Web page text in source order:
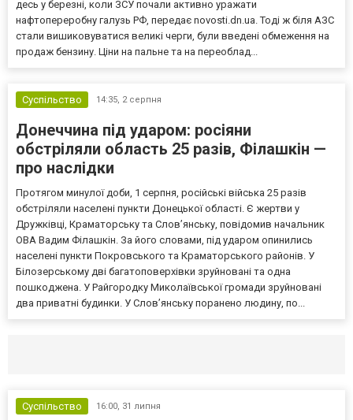
десь у березні, коли ЗСУ почали активно уражати
нафтопереробну галузь РФ, передає novosti.dn.ua. Тоді ж біля АЗС
стали вишиковуватися великі черги, були введені обмеження на
продаж бензину. Ціни на пальне та на переоблад...
Суспільство 14:35, 2 серпня
Донеччина під ударом: росіяни
обстріляли область 25 разів, Філашкін —
про наслідки
Протягом минулої доби, 1 серпня, російські війська 25 разів
обстріляли населені пункти Донецької області. Є жертви у
Дружківці, Краматорську та Слов’янську, повідомив начальник
ОВА Вадим Філашкін. За його словами, під ударом опинились
населені пункти Покровського та Краматорського районів. У
Білозерському дві багатоповерхівки зруйновані та одна
пошкоджена. У Райгородку Миколаївської громади зруйновані
два приватні будинки. У Слов’янську поранено людину, по...
Суспільство 16:00, 31 липня